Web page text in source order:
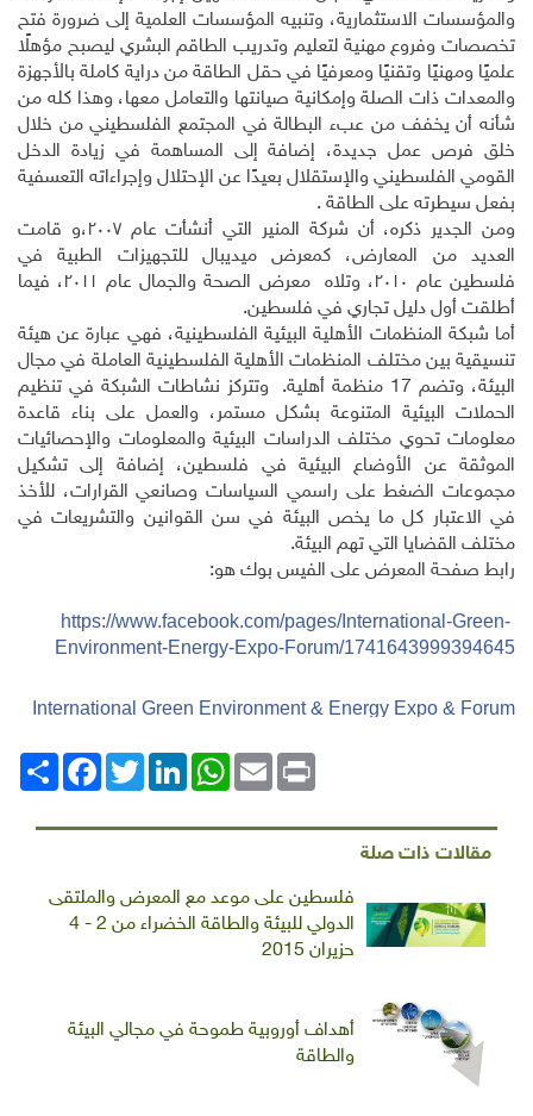
والمؤسسات الاستثمارية، وتنبيه المؤسسات العلمية إلى ضرورة فتح
تخصصات وفروع مهنية لتعليم وتدريب الطاقم البشري ليصبح مؤهلًا
علميًا ومهنيًا وتقنيًا ومعرفيًا في حقل الطاقة من دراية كاملة بالأجهزة
والمعدات ذات الصلة وإمكانية صيانتها والتعامل معها، وهذا كله من
شأنه أن يخفف من عبء البطالة في المجتمع الفلسطيني من خلال
خلق فرص عمل جديدة، إضافة إلى المساهمة في زيادة الدخل
القومي الفلسطيني والإستقلال بعيدًا عن الإحتلال وإجراءاته التعسفية
بفعل سيطرته على الطاقة .
ومن الجدير ذكره، أن شركة المنير التي أُنشأت عام ٢٠٠٧،و قامت
العديد من المعارض، كمعرض ميديبال للتجهيزات الطبية في
فلسطين عام ٢٠١٠، وتلاه معرض الصحة والجمال عام ٢٠١١، فيما
أطلقت أول دليل تجاري في فلسطين.
أما شبكة المنظمات الأهلية البيئية الفلسطينية، فهي عبارة عن هيئة
تنسيقية بين مختلف المنظمات الأهلية الفلسطينية العاملة في مجال
البيئة، وتضم 17 منظمة أهلية. وتتركز نشاطات الشبكة في تنظيم
الحملات البيئية المتنوعة بشكل مستمر، والعمل على بناء قاعدة
معلومات تحوي مختلف الدراسات البيئية والمعلومات والإحصائيات
الموثقة عن الأوضاع البيئية في فلسطين، إضافة إلى تشكيل
مجموعات الضغط على راسمي السياسات وصانعي القرارات، للأخذ
في الاعتبار كل ما يخص البيئة في سن القوانين والتشريعات في
مختلف القضايا التي تهم البيئة.
رابط صفحة المعرض على الفيس بوك هو:
https://www.facebook.com/pages/International-Green-
Environment-Energy-Expo-Forum/1741643999394645
International Green Environment & Energy Expo & Forum
انشر
FacebookTwitterLinkedIn
WhatsAppEmail Print
مقالات ذات صلة
فلسطين على موعد مع المعرض والملتقى
الدولي للبيئة والطاقة الخضراء من 2 - 4
حزيران 2015
أهداف أوروبية طموحة في مجالي البيئة
والطاقة